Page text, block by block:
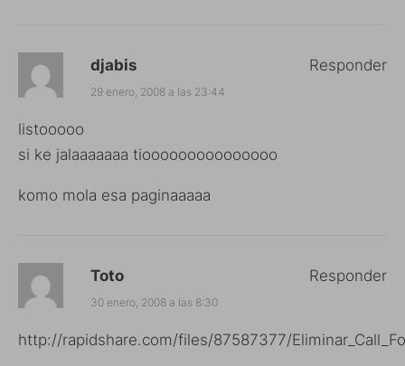
djabis
29 enero, 2008 a las 23:44
listooooo
si ke jalaaaaaaa tiooooooooooooooo
komo mola esa paginaaaaa
Responder
Toto
30 enero, 2008 a las 8:30
http://rapidshare.com/files/87587377/
Responder